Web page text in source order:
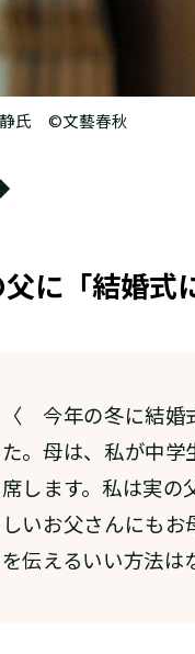
氏 ©文藝春秋
父に「結婚式
〈 今年の冬に結婚
た。母は、私が中学
席します。私は実の
しいお父さんにも
を伝えるいい方法は